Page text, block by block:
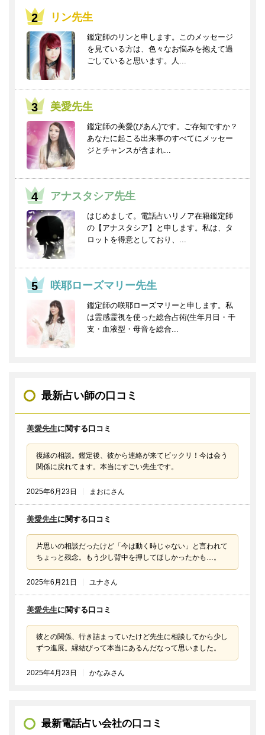
リン先生
鑑定師のリンと申します。このメッセージ
を見ている方は、色々なお悩みを抱えて過
ごしていると思います。人...
美愛先生
鑑定師の美愛(びあん)です。ご存知ですか？
あなたに起こる出来事のすべてにメッセー
ジとチャンスが含まれ...
アナスタシア先生
はじめまして。電話占いリノア在籍鑑定師
の【アナスタシア】と申します。私は、タ
ロットを得意としており、...
咲耶ローズマリー先生
鑑定師の咲耶ローズマリーと申します。私
は霊感霊視を使った総合占術(生年月日・干
支・血液型・母音を総合...
最新占い師の口コミ
美愛先生に関する口コミ
復縁の相談。鑑定後、彼から連絡が来てビックリ！今は会う
関係に戻れてます。本当にすごい先生です。
2025年6月23日 まおにさん
美愛先生に関する口コミ
片思いの相談だったけど「今は動く時じゃない」と言われて
ちょっと残念。もう少し背中を押してほしかったかも…。
2025年6月21日 ユナさん
美愛先生に関する口コミ
彼との関係、行き詰まっていたけど先生に相談してから少し
ずつ進展。縁結びって本当にあるんだなって思いました。
2025年4月23日 かなみさん
最新電話占い会社の口コミ